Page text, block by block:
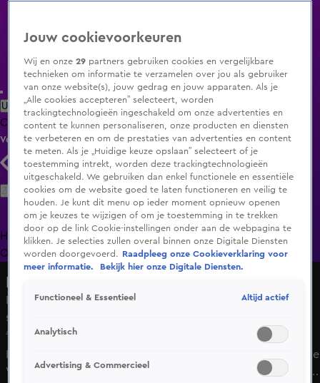
Uitzending Gemist Populaire programma's Zenders Genres
ClipsFilmsRadioSmart TV inlogShop
Volg KIJK
Zoeken
HomeUitzending Gemist Programma's De Bondgenoten
OranjezomerLivestreamsShop
Buurt in Houten vreest kattenhater na mysterieuze
sterfgevallen
4 feb 2025, 20:55
Is er een kattenhater actief in het Utrechtse Houten? Baasje
Vincent Smit denkt van wel. Hij en zijn partner Frank leven
Jouw cookievoorkeuren
Wij en onze29 partners gebruiken cookies en vergelijkbare
technieken om informatie te verzamelen over jou als gebruiker
van onze website(s), jouw gedrag en jouw apparaten. Als je
„Alle cookies accepteren” selecteert, worden
trackingtechnologieën ingeschakeld om onze advertenties en
content te kunnen personaliseren, onze producten en diensten
te verbeteren en om de prestaties van advertenties en content
te meten. Als je „Huidige keuze opslaan” selecteert of je
toestemming intrekt, worden deze trackingtechnologieën
uitgeschakeld. We gebruiken dan enkel functionele en essentiële
cookies om de website goed te laten functioneren en veilig te
houden. Je kunt dit menu op ieder moment opnieuw openen
om je keuzes te wijzigen of om je toestemming in te trekken
door op de link Cookie-instellingen onder aan de webpagina te
klikken. Je selecties zullen overal binnen onze Digitale Diensten
worden doorgevoerd.
Raadpleeg onze Cookieverklaring voor
meer informatie.
Bekijk hier onze Digitale Diensten.
Functioneel & Essentieel Altijd actief
Analytisch
Advertising & Commercieel